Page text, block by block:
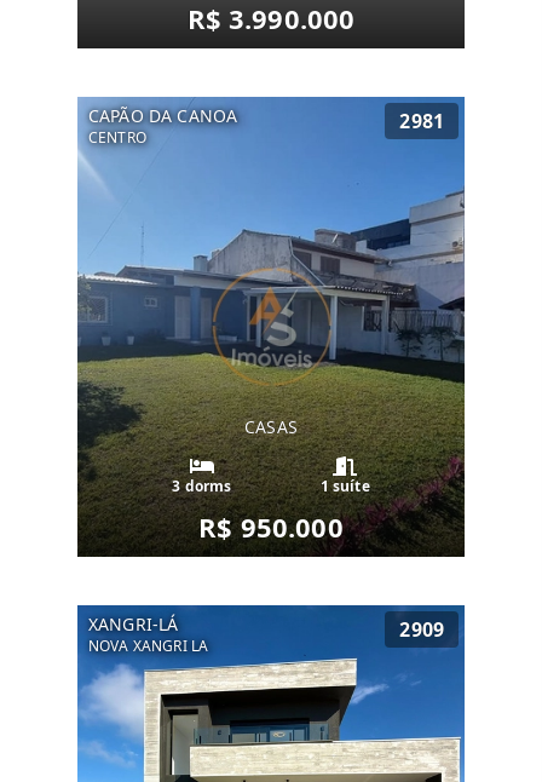
R$ 3.990.000
CAPÃO DA CANOA
CENTRO
2981
CASAS
3 dorms 1 suíte
R$ 950.000
XANGRI-LÁ
NOVA XANGRI LA
2909